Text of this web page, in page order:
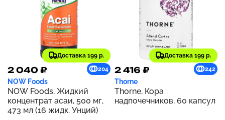
Доставка 199 р.
2 040 ₽ 204
NOW Foods
NOW Foods, Жидкий
концентрат асаи, 500 мг,
473 мл (16 жидк. Унций)
Доставка 199 р.
2 416 ₽ 242
Thorne
Thorne, Кора
надпочечников, 60 капсул